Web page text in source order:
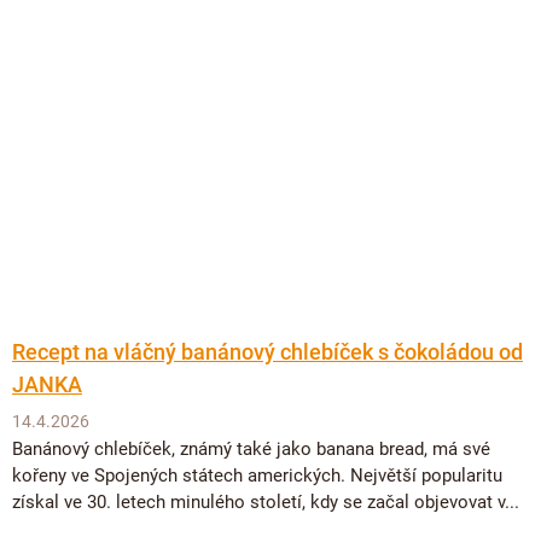
Recept na vláčný banánový chlebíček s čokoládou od
JANKA
14.4.2026
Banánový chlebíček, známý také jako banana bread, má své
kořeny ve Spojených státech amerických. Největší popularitu
získal ve 30. letech minulého století, kdy se začal objevovat v...